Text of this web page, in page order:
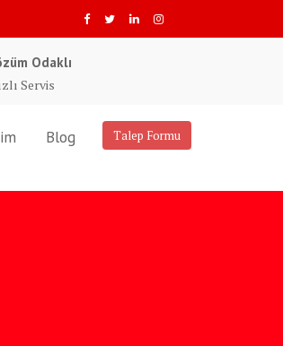
Odaklı
Servis
Talep Formu
Blog